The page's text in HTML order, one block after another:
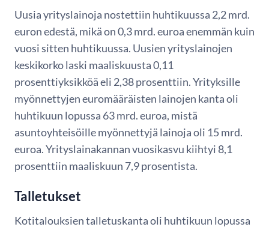
Uusia yrityslainoja nostettiin huhtikuussa 2,2 mrd.
euron edestä, mikä on 0,3 mrd. euroa enemmän kuin
vuosi sitten huhtikuussa. Uusien yrityslainojen
keskikorko laski maaliskuusta 0,11
prosenttiyksikköä eli 2,38 prosenttiin. Yrityksille
myönnettyjen euromääräisten lainojen kanta oli
huhtikuun lopussa 63 mrd. euroa, mistä
asuntoyhteisöille myönnettyjä lainoja oli 15 mrd.
euroa. Yrityslainakannan vuosikasvu kiihtyi 8,1
prosenttiin maaliskuun 7,9 prosentista.
Talletukset
Kotitalouksien talletuskanta oli huhtikuun lopussa